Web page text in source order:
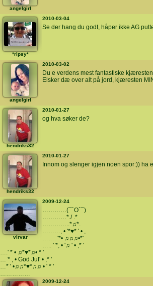
angelgirl
*ripsy*
2010-03-04
Se der hang du godt, håper ikke AG
angelgirl
2010-03-02
Du e verdens mest fantastiske
Elsker dæ over alt på jord, kjæresten
hendriks32
2010-01-27
og hva søker de?
hendriks32
2010-01-27
Innom og slenger igjen noen spor:)) ha
virvar
2009-12-24
…………(¯`O´¯)
…………*./ .*
…………..*♫*.
………, • '*♥* ' • ,
……. '*• ♫♫♫•*'
….. ' *, • '♫ ' • ,* '
….' * • ♫*♥*♫• * '
… * , • God Jul' • ,* '
…* ' •♫♫*♥*♫♫ • ' * '
……………
2009-12-24